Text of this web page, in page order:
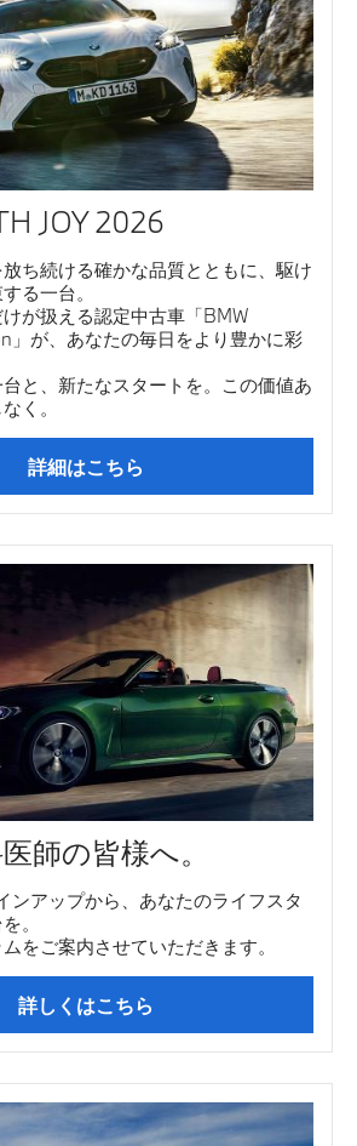
JOY 2026
ち続ける確かな品質とともに、駆け
る一台。
が扱える認定中古車「BMW
」が、あなたの毎日をより豊かに彩
と、新たなスタートを。この価値あ
く。
詳細はこちら
師の皆様へ。
ンアップから、あなたのライフスタ
。
をご案内させていただきます。
詳しくはこちら